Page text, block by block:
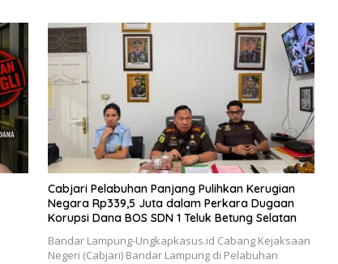
Cabjari Pelabuhan Panjang Pulihkan Kerugian
Negara Rp339,5 Juta dalam Perkara Dugaan
Korupsi Dana BOS SDN 1 Teluk Betung Selatan
Bandar Lampung-Ungkapkasus.id Cabang Kejaksaan
Negeri (Cabjari) Bandar Lampung di Pelabuhan